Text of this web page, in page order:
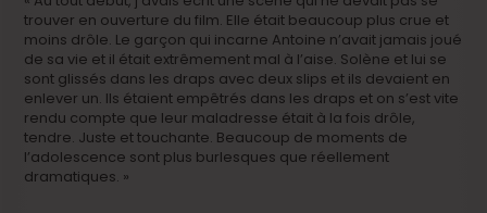
trouver en ouverture du film. Elle était beaucoup plus crue et
moins drôle. Le garçon qui incarne Antoine n’avait jamais joué
de sa vie et il était extrêmement mal à l’aise. Solène et lui se
sont glissés dans les draps avec deux slips et ils devaient en
enlever un. Ils étaient empêtrés dans les draps et on s’est vite
rendu compte que leur maladresse était à la fois drôle,
tendre. Juste et touchante. Beaucoup de moments de
l’adolescence sont plus burlesques que réellement
dramatiques. »